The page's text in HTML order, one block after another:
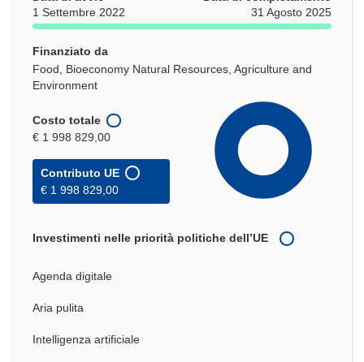
1 Settembre 2022
31 Agosto 2025
Finanziato da
Food, Bioeconomy Natural Resources, Agriculture and
Environment
Costo totale
€ 1 998 829,00
Contributo UE
€ 1 998 829,00
Investimenti nelle priorità politiche dell’UE
Agenda digitale
Aria pulita
Intelligenza artificiale